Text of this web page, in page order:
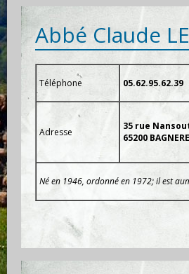
Abbé Claude
Téléphone 05.62.95.62.39
Adresse
35 rue
65200
Né en 1946, ordonné en 1972; il est